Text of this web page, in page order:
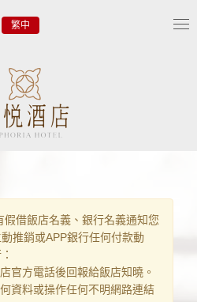
繁中
借飯店名義、銀行名義通知您
推銷或APP銀行任何付款動
官方電話後回報給飯店知曉。
資料或操作任何不明網路連結